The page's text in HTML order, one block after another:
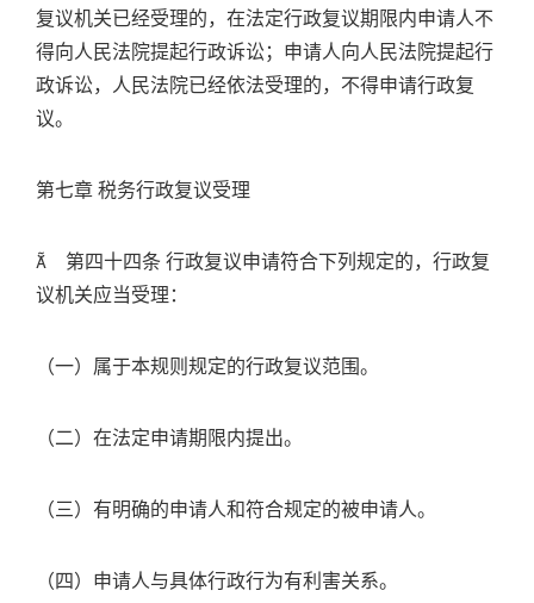
复议机关已经受理的，在法定行政复议期限内申请人不
得向人民法院提起行政诉讼；申请人向人民法院提起行
政诉讼，人民法院已经依法受理的，不得申请行政复
议。
第七章 税务行政复议受理
 第四十四条 行政复议申请符合下列规定的，行政复
议机关应当受理：
（一）属于本规则规定的行政复议范围。
（二）在法定申请期限内提出。
（三）有明确的申请人和符合规定的被申请人。
（四）申请人与具体行政行为有利害关系。